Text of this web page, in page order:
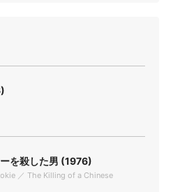
を殺した男 (1976)
／ The Killing of a Chinese